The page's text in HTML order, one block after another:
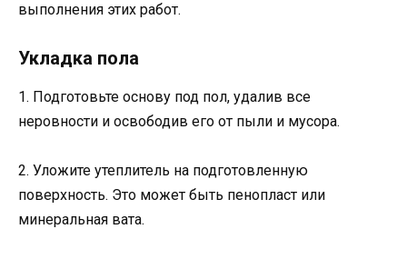
выполнения этих работ.
Укладка пола
1. Подготовьте основу под пол, удалив все
неровности и освободив его от пыли и мусора.
2. Уложите утеплитель на подготовленную
поверхность. Это может быть пенопласт или
минеральная вата.